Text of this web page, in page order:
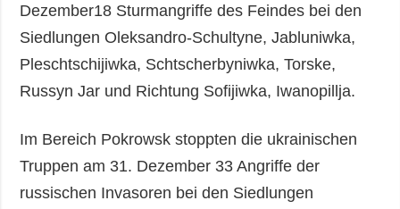
Dezember18 Sturmangriffe des Feindes bei den
Siedlungen Oleksandro-Schultyne, Jabluniwka,
Pleschtschijiwka, Schtscherbyniwka, Torske,
Russyn Jar und Richtung Sofijiwka, Iwanopillja.
Im Bereich Pokrowsk stoppten die ukrainischen
Truppen am 31. Dezember 33 Angriffe der
russischen Invasoren bei den Siedlungen